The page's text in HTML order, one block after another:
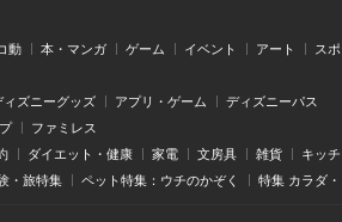
動 本・マンガ ゲーム イベント アート ス
ィズニーグッズ アプリ・ゲーム ディズニーパス
ファミレス
ダイエット・健康 家電 文房具 雑貨 キッ
・旅特集 ペット特集：ウチのかぞく 特集 カラダ